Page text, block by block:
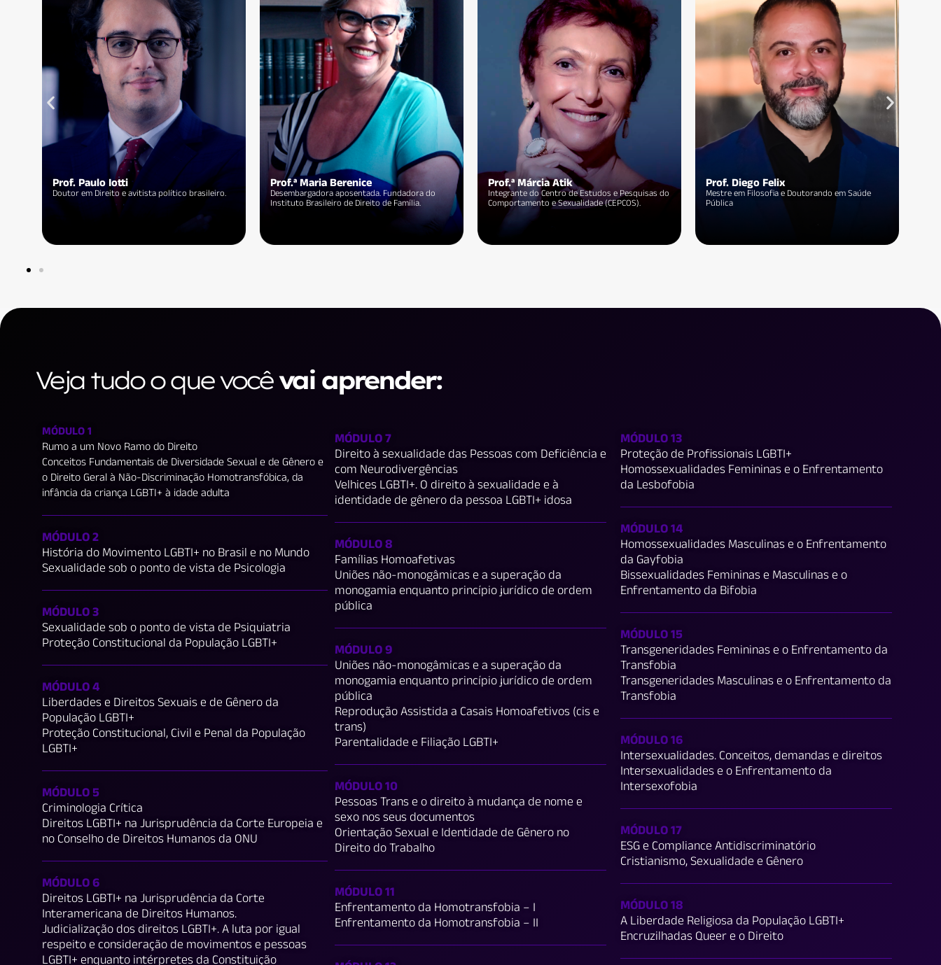
Prof.ª Jaqueline Gomes Pesquisadora-
líder do ODARA – Grupo Interdisc. de Pesquisa
em Cultura, Ident. e Diversidade.
Prof.ª Silvana do Monte
Especialista em Direito Especial da Criança e do
Adolescente.
Prof.ª Alice Bianchini
Conselheira Federal da OAB/Nacional por São
Paulo
Prof.ª Debora Malheiros
Especialista em Saúde Pública e Educação em
Direitos Humanos.
Veja tudo o que vocêvai aprender:
MÓDULO 1
Rumo a um Novo Ramo do Direito
Conceitos Fundamentais de Diversidade Sexual e de Gênero e
o Direito Geral à Não-Discriminação Homotransfóbica, da
infância da criança LGBTI+ à idade adulta
MÓDULO 2
História do Movimento LGBTI+ no Brasil e no Mundo
Sexualidade sob o ponto de vista de Psicologia
MÓDULO 3
Sexualidade sob o ponto de vista de Psiquiatria
Proteção Constitucional da População LGBTI+
MÓDULO 4
Liberdades e Direitos Sexuais e de Gênero da
População LGBTI+
Proteção Constitucional, Civil e Penal da População
LGBTI+
MÓDULO 5
Criminologia Crítica
Direitos LGBTI+ na Jurisprudência da Corte Europeia e
no Conselho de Direitos Humanos da ONU
MÓDULO 6
Direitos LGBTI+ na Jurisprudência da Corte
Interamericana de Direitos Humanos.
Judicialização dos direitos LGBTI+. A luta por igual
respeito e consideração de movimentos e pessoas
LGBTI+ enquanto intérpretes da Constituição
MÓDULO 7
Direito à sexualidade das Pessoas com Deficiência e
com Neurodivergências
Velhices LGBTI+. O direito à sexualidade e à
identidade de gênero da pessoa LGBTI+ idosa
MÓDULO 8
Famílias Homoafetivas
Uniões não-monogâmicas e a superação da
monogamia enquanto princípio jurídico de ordem
pública
MÓDULO 9
Uniões não-monogâmicas e a superação da
monogamia enquanto princípio jurídico de ordem
pública
Reprodução Assistida a Casais Homoafetivos (cis e
trans)
Parentalidade e Filiação LGBTI+
MÓDULO 10
Pessoas Trans e o direito à mudança de nome e
sexo nos seus documentos
Orientação Sexual e Identidade de Gênero no
Direito do Trabalho
MÓDULO 11
Enfrentamento da Homotransfobia – I
Enfrentamento da Homotransfobia – II
MÓDULO 13
Proteção de Profissionais LGBTI+
Homossexualidades Femininas e o Enfrentamento
da Lesbofobia
MÓDULO 14
Homossexualidades Masculinas e o Enfrentamento
da Gayfobia
Bissexualidades Femininas e Masculinas e o
Enfrentamento da Bifobia
MÓDULO 15
Transgeneridades Femininas e o Enfrentamento da
Transfobia
Transgeneridades Masculinas e o Enfrentamento da
Transfobia
MÓDULO 16
Intersexualidades. Conceitos, demandas e direitos
Intersexualidades e o Enfrentamento da
Intersexofobia
MÓDULO 17
ESG e Compliance Antidiscriminatório
Cristianismo, Sexualidade e Gênero
MÓDULO 18
A Liberdade Religiosa da População LGBTI+
Encruzilhadas Queer e o Direito